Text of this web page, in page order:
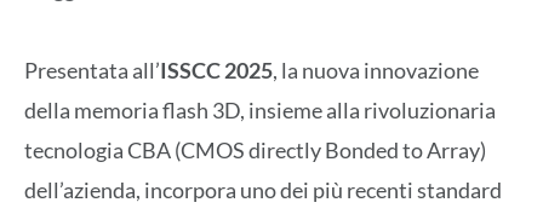
Presentata all’ISSCC 2025, la nuova innovazione
della memoria flash 3D, insieme alla rivoluzionaria
tecnologia CBA (CMOS directly Bonded to Array)
dell’azienda, incorpora uno dei più recenti standard